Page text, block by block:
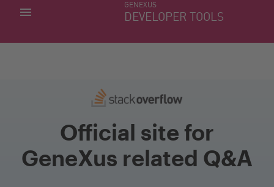
GENEXUS
DEVELOPER TOOLS
MINHAS APLICACÕES
Official site for
GeneXus related Q&A